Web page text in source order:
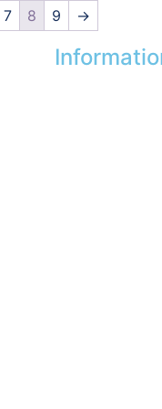
7 8 9 →